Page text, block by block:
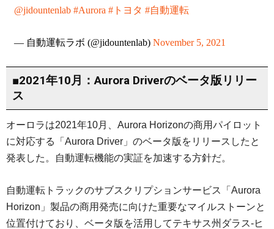
@jidountenlab #Aurora #トヨタ #自動運転
— 自動運転ラボ (@jidountenlab) November 5, 2021
■2021年10月：Aurora Driverのベータ版リリー
ス
オーロラは2021年10月、Aurora Horizonの商用パイロット
に対応する「Aurora Driver」のベータ版をリリースしたと
発表した。自動運転機能の実証を加速する方針だ。
自動運転トラックのサブスクリプションサービス「Aurora
Horizon」製品の商用発売に向けた重要なマイルストーンと
位置付けており、ベータ版を活用してテキサス州ダラス‐ヒ